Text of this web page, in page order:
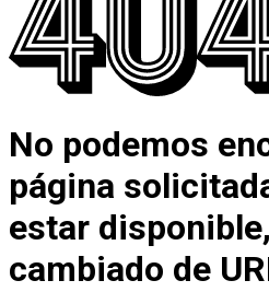
No podemos
página
estar
cambiado de